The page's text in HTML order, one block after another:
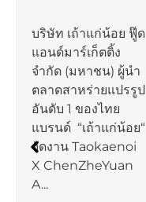
บริษัท เถ้าแก่น้อย ฟู๊ด
แอนด์มาร์เก็ตติ้ง
จำกัด (มหาชน) ผู้นำ
ตลาดสาหร่ายแปรรูป
อันดับ 1 ของไทย
แบรนด์ “เถ้าแก่น้อย“
จัดงาน Taokaenoi
X ChenZheYuan
A...